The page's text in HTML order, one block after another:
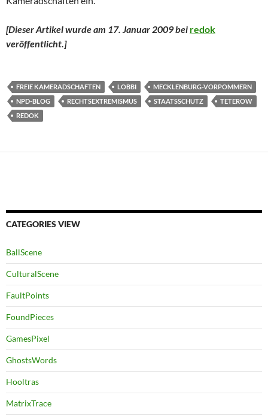
[Dieser Artikel wurde am 17. Januar 2009 bei redok
veröffentlicht.]
FREIE KAMERADSCHAFTEN LOBBI
MECKLENBURG-VORPOMMERN
NPD-BLOG
RECHTSEXTREMISMUS STAATSSCHUTZ
TETEROW
REDOK
CATEGORIES VIEW
BallScene
CulturalScene
FaultPoints
FoundPieces
GamesPixel
GhostsWords
Hooltras
MatrixTrace